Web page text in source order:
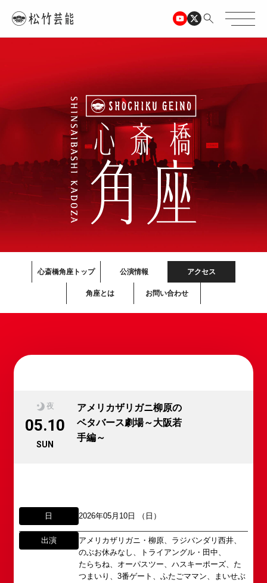
心斎橋角座トップ 公演情報 アクセス
角座とは お問い合わせ
夜
05.10
SUN
アメリカザリガニ柳原の
ベタバース劇場～大阪若
手編～
日 2026年05月10日 （日）
出演
アメリカザリガニ・柳原、ラジバンダリ西井、
のぶお休みなし、トライアングル・田中、
たらちね、オーパスツー、ハスキーポーズ、た
つまいり、3番ゲート、ふたごママン、まいせぶ